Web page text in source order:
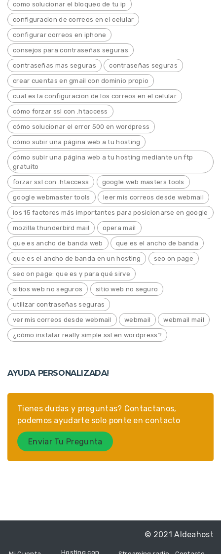
como solucionar el bloqueo de tu ip
configuracion de correos en el celular
configurar correos en iphone
consejos para contraseñas seguras
contraseñas mas seguras contraseñas seguras
crear cuentas en gmail con dominio propio
cual es la configuracion de los correos en el celular
cómo forzar ssl con .htaccess
cómo solucionar el error 500 en wordpress
cómo subir una página web a tu hosting
cómo subir una página web a tu hosting mediante un ftp
gratuito
forzar ssl con .htaccess google web masters tools
google webmaster tools leer mis correos desde webmail
los 15 factores más importantes para posicionarse en google
mozilla thunderbird mail opera mail
que es ancho de banda web que es el ancho de banda
que es el ancho de banda en un hosting seo on page
seo on page: que es y para qué sirve
sitios web no seguros sitio web no seguro
utilizar contraseñas seguras
ver mis correos desde webmail webmail webmail mail
¿cómo instalar really simple ssl en wordpress?
AYUDA PERSONALIZADA!
Tienes dudas y preguntas? Contactanos,
podemos ayudarte solo ponte en contacto
Enviar Tu Pregunta
© 2021 Aldeahost
Hosting con